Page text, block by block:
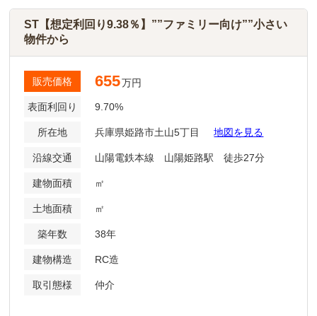
ST【想定利回り9.38％】””ファミリー向け””小さい
物件から
販売価格 655万円
表面利回り 9.70%
所在地 兵庫県姫路市土山5丁目 地図を見る
沿線交通 山陽電鉄本線 山陽姫路駅 徒歩27分
建物面積 ㎡
土地面積 ㎡
築年数 38年
建物構造 RC造
取引態様 仲介